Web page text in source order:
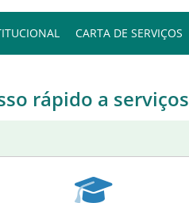
CARTA DE SERVIÇOS
rápido a serviços